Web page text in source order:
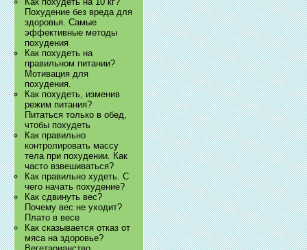
Похудение без вреда для
здоровья. Самые
эффективные методы
похудения
Как похудеть на
правильном питании?
Мотивация для
похудения.
Как похудеть, изменив
режим питания?
Питаться только в обед,
чтобы похудеть
Как правильно
контролировать массу
тела при похудении. Как
часто взвешиваться?
Как правильно худеть. С
чего начать похудение?
Как сдвинуть вес?
Почему вес не уходит?
Плато в весе
Как сказывается отказ от
мяса на здоровье?